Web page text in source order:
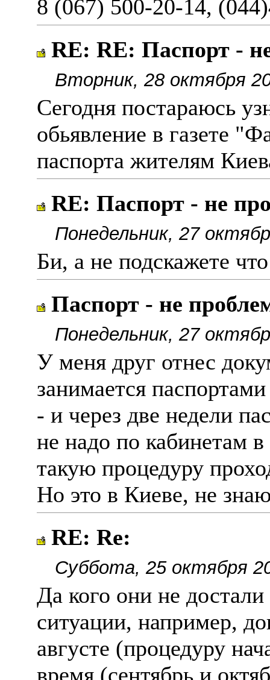
8 (067) 500-20-14,
RE: RE: Паспорт -
Вторник, 28 октября
Сегодня постараюсь
обьявление в газете
паспорта жителям
RE: Паспорт - не
Понедельник, 27
Би, а не подскажете
Паспорт - не
Понедельник, 27
У меня друг отнес
занимается
- и через две недели
не надо по кабинетам
такую процедуру
Но это в Киеве, не
RE: Re:
Суббота, 25 октября
Да кого они не
ситуации, например,
августе (процедуру
время (сентябрь и